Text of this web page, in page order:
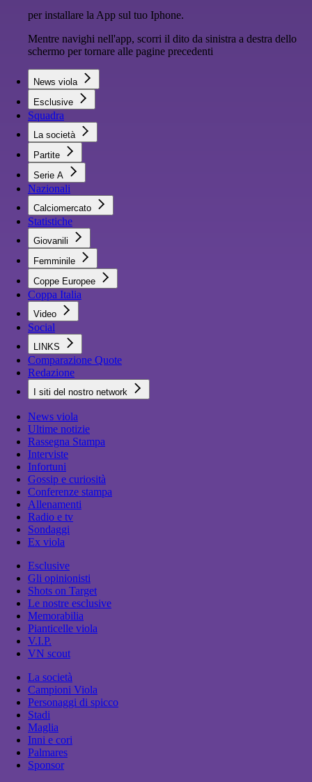
per installare la App sul tuo Iphone.
Mentre navighi nell'app, scorri il dito da sinistra a destra dello
schermo per tornare alle pagine precedenti
News viola
Esclusive
Squadra
La società
Partite
Serie A
Nazionali
Calciomercato
Statistiche
Giovanili
Femminile
Coppe Europee
Coppa Italia
Video
Social
LINKS
Comparazione Quote
Redazione
I siti del nostro network
News viola
Ultime notizie
Rassegna Stampa
Interviste
Infortuni
Gossip e curiosità
Conferenze stampa
Allenamenti
Radio e tv
Sondaggi
Ex viola
Esclusive
Gli opinionisti
Shots on Target
Le nostre esclusive
Memorabilia
Pianticelle viola
V.I.P.
VN scout
La società
Campioni Viola
Personaggi di spicco
Stadi
Maglia
Inni e cori
Palmares
Sponsor